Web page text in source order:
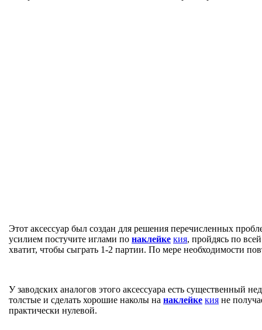
Этот аксессуар был создан для решения перечисленных
усилием постучите иглами по наклейке кия, пройдясь по
хватит, чтобы сыграть 1-2 партии. По мере необходимости
У заводских аналогов этого аксессуара есть существенный
толстые и сделать хорошие наколы на наклейке кия не
практически нулевой.